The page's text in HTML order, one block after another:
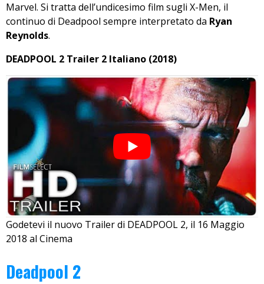
Marvel. Si tratta dell’undicesimo film sugli X-Men, il
continuo di Deadpool sempre interpretato da Ryan
Reynolds.
DEADPOOL 2 Trailer 2 Italiano (2018)
Godetevi il nuovo Trailer di DEADPOOL 2, il 16 Maggio
2018 al Cinema
Deadpool 2